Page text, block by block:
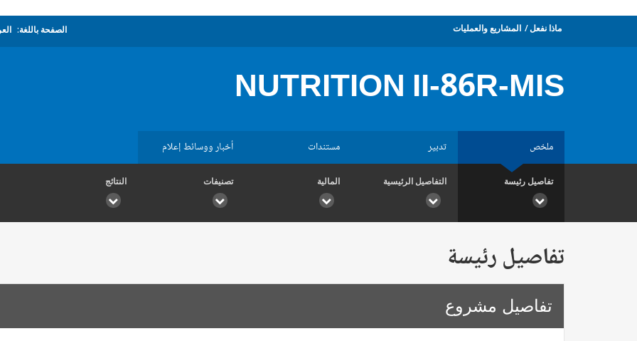
ماذا نفعل المشاريع والعمليات الصفحة باللغة:
NUTRITION II-86R-MIS
ملخص تدبير مستندات أخبار ووسائط إعلام
تفاصيل رئيسة التفاصيل الرئيسية المالية تصنيفات النتائج
تفاصيل رئيسة
تفاصيل مشروع